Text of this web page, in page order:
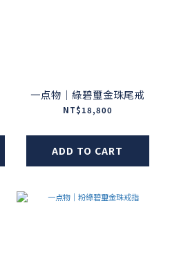
一点物｜綠碧璽金珠尾戒
NT$18,800
ADD TO CART